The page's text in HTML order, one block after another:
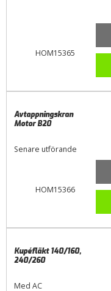
HOM15365
HOM15366
Avtappningskran
Motor B20
Senare utförande
Kupéfläkt 140/160,
240/260
Med AC